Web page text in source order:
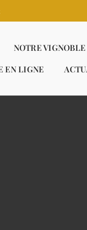
NOTRE VIGNOBLE
EN LIGNE